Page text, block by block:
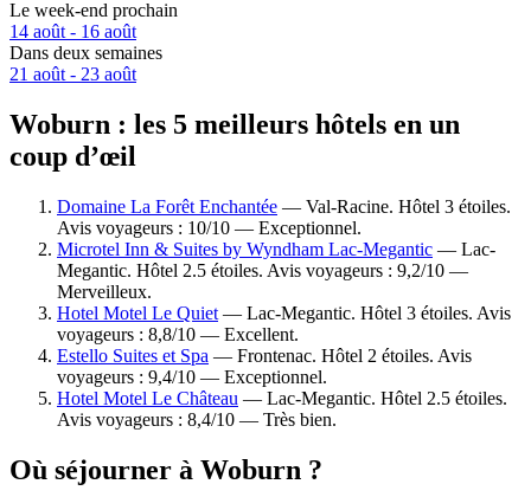
Le week-end prochain
14 août - 16 août
Dans deux semaines
21 août - 23 août
Woburn : les 5 meilleurs hôtels en un
coup d’œil
Domaine La Forêt Enchantée — Val-Racine. Hôtel 3 étoiles.
Avis voyageurs : 10/10 — Exceptionnel.
Microtel Inn & Suites by Wyndham Lac-Megantic — Lac-
Megantic. Hôtel 2.5 étoiles. Avis voyageurs : 9,2/10 —
Merveilleux.
Hotel Motel Le Quiet — Lac-Megantic. Hôtel 3 étoiles. Avis
voyageurs : 8,8/10 — Excellent.
Estello Suites et Spa — Frontenac. Hôtel 2 étoiles. Avis
voyageurs : 9,4/10 — Exceptionnel.
Hotel Motel Le Château — Lac-Megantic. Hôtel 2.5 étoiles.
Avis voyageurs : 8,4/10 — Très bien.
Où séjourner à Woburn ?